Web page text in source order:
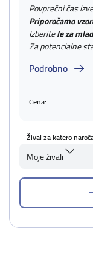
Povprečni čas
Priporočamo
Izberitele za
Za potencialne
Podrobno
Cena:
Žival za katero
Moje živali